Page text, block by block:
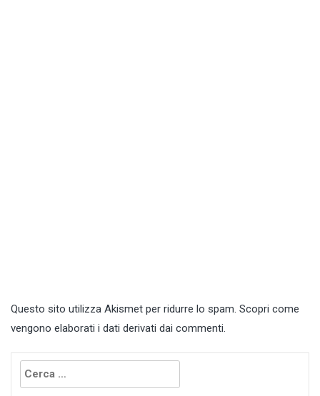
Questo sito utilizza Akismet per ridurre lo spam. Scopri come
vengono elaborati i dati derivati dai commenti.
Ricerca
per: